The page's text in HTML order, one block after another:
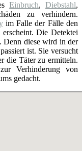
Einbruch,Diebstahl,
zu verhindern.
im Falle der Fälle den
Die Detektei
Denn diese wird in der
ist. Sie versucht
die Täter zu ermitteln.
Verhinderung von
gedacht.